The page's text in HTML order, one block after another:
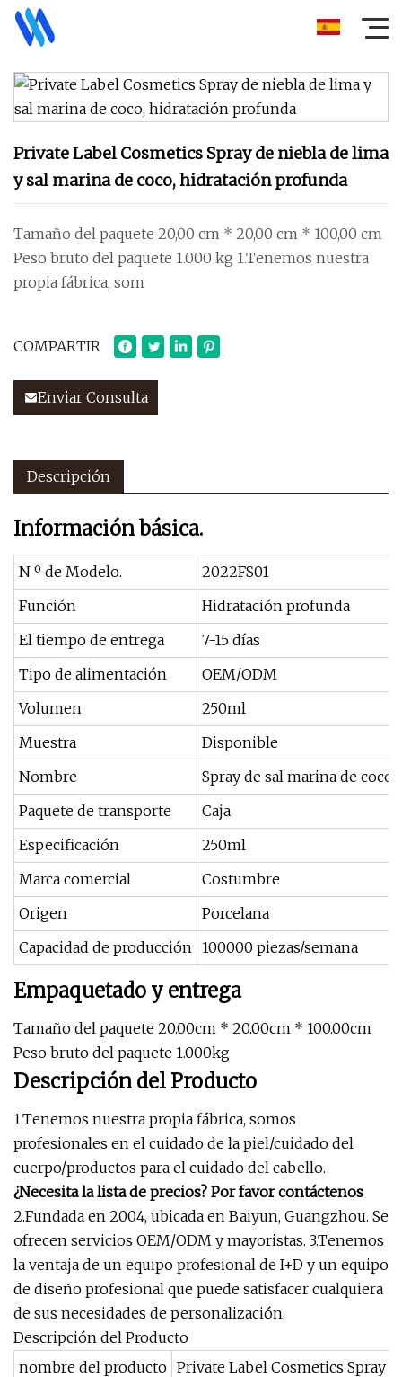
Private Label Cosmetics Spray de niebla de lima
y sal marina de coco, hidratación profunda
Tamaño del paquete 20,00 cm * 20,00 cm * 100,00 cm
Peso bruto del paquete 1.000 kg 1.Tenemos nuestra
propia fábrica, som
COMPARTIR
Enviar Consulta
Descripción
Información básica.
N º de Modelo.
2022FS01
Función
Hidratación profunda
El tiempo de entrega
7-15 días
Tipo de alimentación
OEM/ODM
Volumen
250ml
Muestra
Disponible
Nombre
Spray de sal marina de coco
Paquete de transporte
Caja
Especificación
250ml
Marca comercial
Costumbre
Origen
Porcelana
Capacidad de producción 100000 piezas/semana
Empaquetado y entrega
Tamaño del paquete 20.00cm * 20.00cm * 100.00cm
Peso bruto del paquete 1.000kg
Descripción del Producto
1.Tenemos nuestra propia fábrica, somos
profesionales en el cuidado de la piel/cuidado del
cuerpo/productos para el cuidado del cabello.
¿Necesita la lista de precios? Por favor contáctenos
2.Fundada en 2004, ubicada en Baiyun, Guangzhou. Se
ofrecen servicios OEM/ODM y mayoristas. 3.Tenemos
la ventaja de un equipo profesional de I+D y un equipo
de diseño profesional que puede satisfacer cualquiera
de sus necesidades de personalización.
Descripción del Producto
nombre del producto Private Label Cosmetics Spray